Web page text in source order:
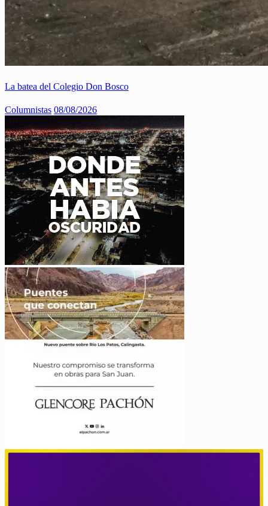
La batea del Colegio Don Bosco
Columnistas 08/08/2026